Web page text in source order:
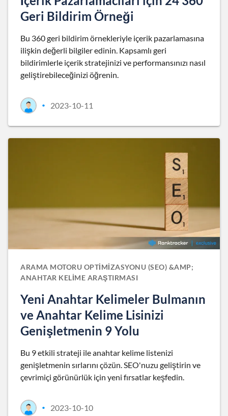
Geri Bildirim Örneği
Bu 360 geri bildirim örnekleriyle içerik pazarlamasına
ilişkin değerli bilgiler edinin. Kapsamlı geri
bildirimlerle içerik stratejinizi ve performansınızı nasıl
geliştirebileceğinizi öğrenin.
• 2023-10-11
ARAMA MOTORU OPTIMIZASYONU (SEO) &AMP;
ANAHTAR KELIME ARAŞTIRMASI
Yeni Anahtar Kelimeler Bulmanın
ve Anahtar Kelime Lisinizi
Genişletmenin 9 Yolu
Bu 9 etkili strateji ile anahtar kelime listenizi
genişletmenin sırlarını çözün. SEO'nuzu geliştirin ve
çevrimiçi görünürlük için yeni fırsatlar keşfedin.
• 2023-10-10